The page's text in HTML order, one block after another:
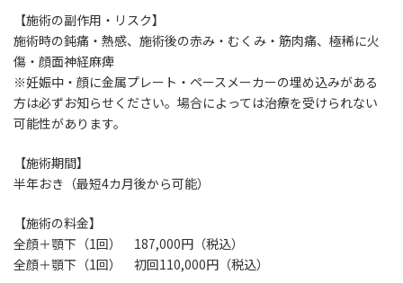
【施術の副作用・リスク】
施術時の鈍痛・熱感、施術後の赤み・むくみ・筋肉痛、極稀に火
傷・顔面神経麻痺
※妊娠中・顔に金属プレート・ペースメーカーの埋め込みがある
方は必ずお知らせください。場合によっては治療を受けられない
可能性があります。
【施術期間】
半年おき（最短4カ月後から可能）
【施術の料金】
全顔＋顎下（1回） 187,000円（税込）
全顔＋顎下（1回） 初回110,000円（税込）